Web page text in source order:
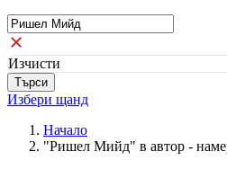
Изчисти
Избери щанд
Начало
"Ришел Мийд" в автор -